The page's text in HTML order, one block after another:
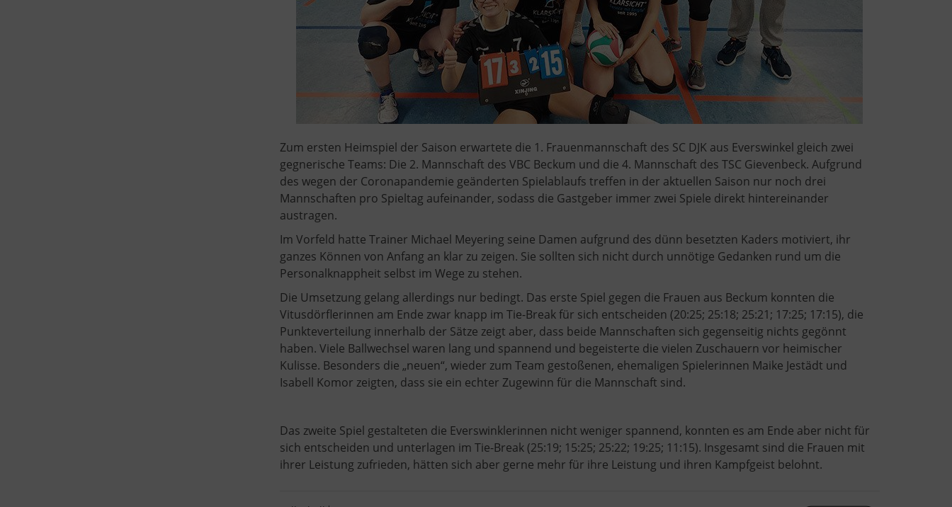
Zum ersten Heimspiel der Saison erwartete die 1. Frauenmannschaft des SC DJK aus Everswinkel gleich zwei
gegnerische Teams: Die 2. Mannschaft des VBC Beckum und die 4. Mannschaft des TSC Gievenbeck. Aufgrund
des wegen der Coronapandemie geänderten Spielablaufs treffen in der aktuellen Saison nur noch drei
Mannschaften pro Spieltag aufeinander, sodass die Gastgeber immer zwei Spiele direkt hintereinander
austragen.
Im Vorfeld hatte Trainer Michael Meyering seine Damen aufgrund des dünn besetzten Kaders motiviert, ihr
ganzes Können von Anfang an klar zu zeigen. Sie sollten sich nicht durch unnötige Gedanken rund um die
Personalknappheit selbst im Wege zu stehen.
Die Umsetzung gelang allerdings nur bedingt. Das erste Spiel gegen die Frauen aus Beckum konnten die
Vitusdörflerinnen am Ende zwar knapp im Tie-Break für sich entscheiden (20:25; 25:18; 25:21; 17:25; 17:15), die
Punkteverteilung innerhalb der Sätze zeigt aber, dass beide Mannschaften sich gegenseitig nichts gegönnt
haben. Viele Ballwechsel waren lang und spannend und begeisterte die vielen Zuschauern vor heimischer
Kulisse. Besonders die „neuen“, wieder zum Team gestoßenen, ehemaligen Spielerinnen Maike Jestädt und
Isabell Komor zeigten, dass sie ein echter Zugewinn für die Mannschaft sind.
Das zweite Spiel gestalteten die Everswinklerinnen nicht weniger spannend, konnten es am Ende aber nicht für
sich entscheiden und unterlagen im Tie-Break (25:19; 15:25; 25:22; 19:25; 11:15). Insgesamt sind die Frauen mit
ihrer Leistung zufrieden, hätten sich aber gerne mehr für ihre Leistung und ihren Kampfgeist belohnt.